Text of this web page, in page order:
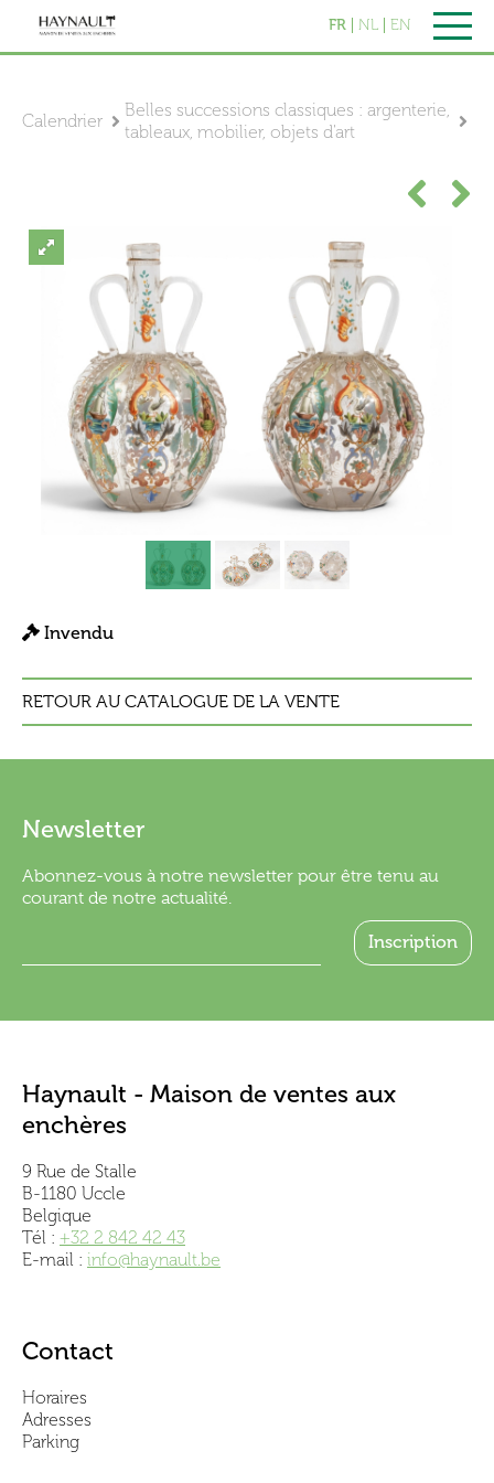
FR NL EN
Calendrier
Belles successions classiques : argenterie,
tableaux, mobilier, objets d'art
Invendu
RETOUR AU CATALOGUE DE LA VENTE
Newsletter
Abonnez-vous à notre newsletter pour être tenu au
courant de notre actualité.
Haynault - Maison de ventes aux
enchères
9 Rue de Stalle
B-1180 Uccle
Belgique
Tél : +32 2 842 42 43
E-mail : info@haynault.be
Contact
Horaires
Adresses
Parking